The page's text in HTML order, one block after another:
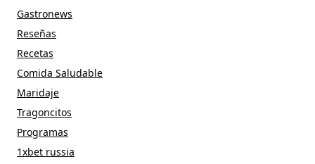
Gastronews
Reseñas
Recetas
Comida Saludable
Maridaje
Tragoncitos
Programas
1xbet russia